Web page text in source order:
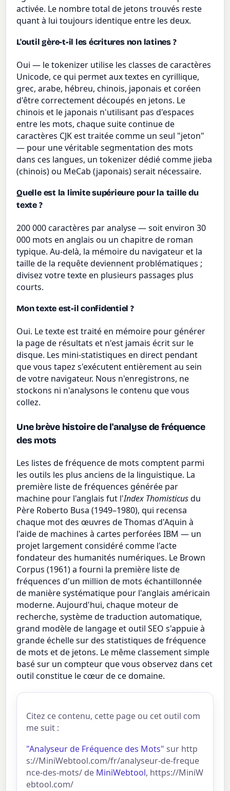
activée. Le nombre total de jetons trouvés reste
quant à lui toujours identique entre les deux.
L'outil gère-t-il les écritures non latines ?
Oui — le tokenizer utilise les classes de caractères
Unicode, ce qui permet aux textes en cyrillique,
grec, arabe, hébreu, chinois, japonais et coréen
d'être correctement découpés en jetons. Le
chinois et le japonais n'utilisant pas d'espaces
entre les mots, chaque suite continue de
caractères CJK est traitée comme un seul "jeton"
— pour une véritable segmentation des mots
dans ces langues, un tokenizer dédié comme jieba
(chinois) ou MeCab (japonais) serait nécessaire.
Quelle est la limite supérieure pour la taille du
texte ?
200 000 caractères par analyse — soit environ 30
000 mots en anglais ou un chapitre de roman
typique. Au-delà, la mémoire du navigateur et la
taille de la requête deviennent problématiques ;
divisez votre texte en plusieurs passages plus
courts.
Mon texte est-il confidentiel ?
Oui. Le texte est traité en mémoire pour générer
la page de résultats et n'est jamais écrit sur le
disque. Les mini-statistiques en direct pendant
que vous tapez s'exécutent entièrement au sein
de votre navigateur. Nous n'enregistrons, ne
stockons ni n'analysons le contenu que vous
collez.
Une brève histoire de l'analyse de fréquence
des mots
Les listes de fréquence de mots comptent parmi
les outils les plus anciens de la linguistique. La
première liste de fréquences générée par
machine pour l'anglais fut l'Index Thomisticusdu
Père Roberto Busa (1949–1980), qui recensa
chaque mot des œuvres de Thomas d'Aquin à
l'aide de machines à cartes perforées IBM — un
projet largement considéré comme l'acte
fondateur des humanités numériques. Le Brown
Corpus (1961) a fourni la première liste de
fréquences d'un million de mots échantillonnée
de manière systématique pour l'anglais américain
moderne. Aujourd'hui, chaque moteur de
recherche, système de traduction automatique,
grand modèle de langage et outil SEO s'appuie à
grande échelle sur des statistiques de fréquence
de mots et de jetons. Le même classement simple
basé sur un compteur que vous observez dans cet
outil constitue le cœur de ce domaine.
Citez ce contenu, cette page ou cet outil com
me suit :
"Analyseur de Fréquence des Mots" sur http
s://MiniWebtool.com/fr/analyseur-de-freque
nce-des-mots/ de MiniWebtool, https://MiniW
ebtool.com/